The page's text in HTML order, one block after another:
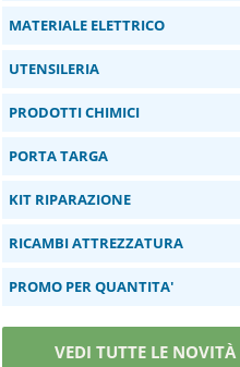
MATERIALE ELETTRICO
UTENSILERIA
PRODOTTI CHIMICI
PORTA TARGA
KIT RIPARAZIONE
RICAMBI ATTREZZATURA
PROMO PER QUANTITA'
VEDI TUTTE LE NOVITÀ